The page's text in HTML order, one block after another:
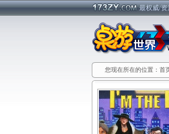
最权威/
您现在所在的位置： 首